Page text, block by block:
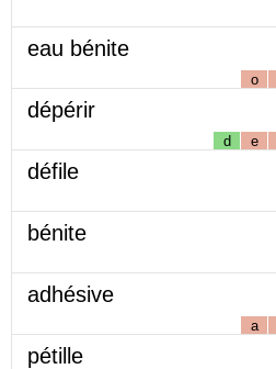
eau bénite
o
dépérir
d e
défile
bénite
adhésive
a
pétille